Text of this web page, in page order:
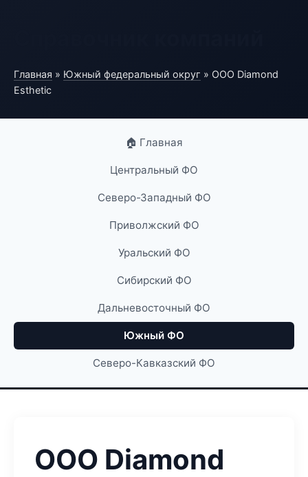
Главная » Южный федеральный округ » ООО Diamond
Esthetic
🏠 Главная
Центральный ФО
Северо-Западный ФО
Приволжский ФО
Уральский ФО
Сибирский ФО
Дальневосточный ФО
Южный ФО
Северо-Кавказский ФО
ООО Diamond